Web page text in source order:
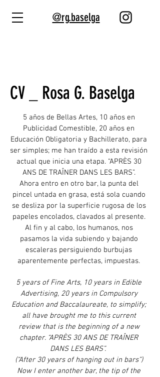
@rg.baselga
5 años de Bellas Artes, 10 años en
Publicidad Comestible, 20 años en
Educación Obligatoria y Bachillerato, para
ser simples; me han traído a esta revisión
actual que inicia una etapa. “APRÈS 30
ANS DE TRAÎNER DANS LES BARS”.
Ahora entro en otro bar, la punta del
pincel untada en grasa, está sola cuando
se desliza por la superficie rugosa de los
papeles encolados, clavados al presente.
Al fin y al cabo, los humanos, nos
pasamos la vida subiendo y bajando
escaleras persiguiendo burbujas
aparentemente perfectas, impuestas.
5 years of Fine Arts, 10 years in Edible
Advertising, 20 years in Compulsory
Education and Baccalaureate, to simplify;
all have brought me to this current
review that is the beginning of a new
chapter. “APRÈS 30 ANS DE TRAÎNER
DANS LES BARS”.
(“After 30 years of hanging out in bars”)
Now I enter another bar, the tip of the
CV _ Rosa G. Baselga